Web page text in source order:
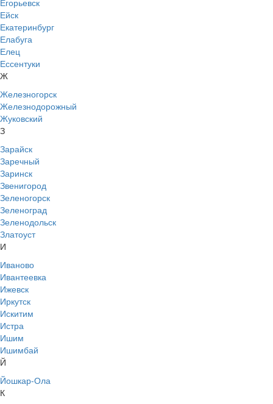
Егорьевск
Ейск
Екатеринбург
Елабуга
Елец
Ессентуки
Ж
Железногорск
Железнодорожный
Жуковский
З
Зарайск
Заречный
Заринск
Звенигород
Зеленогорск
Зеленоград
Зеленодольск
Златоуст
И
Иваново
Ивантеевка
Ижевск
Иркутск
Искитим
Истра
Ишим
Ишимбай
Й
Йошкар-Ола
К